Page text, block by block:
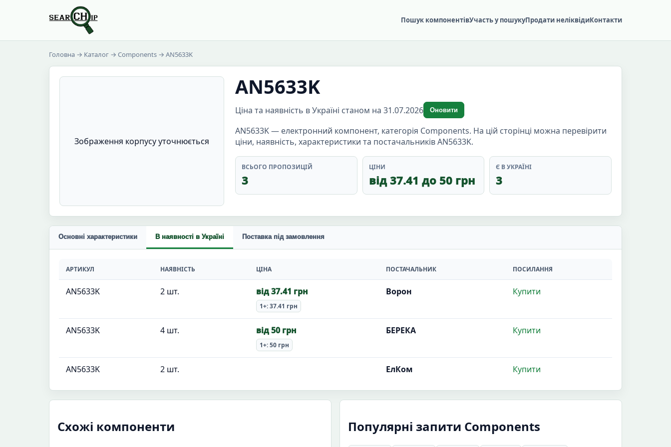
Пошук компонентівУчасть у пошукуПродати неліквідиКонтакти
Головна → Каталог → Components → AN5633K
Зображення корпусу уточнюється
AN5633K
Ціна та наявність в Україні станом на 31.07.2026 Оновити
AN5633K — електронний компонент, категорія Components. На цій сторінці можна перевірити
ціни, наявність, характеристики та постачальників AN5633K.
ВСЬОГО ПРОПОЗИЦІЙ
3
ЦІНИ
від 37.41 до 50 грн
Є В УКРАЇНІ
3
Основні характеристики В наявності в Україні Поставка під замовлення
АРТИКУЛ НАЯВНІСТЬ ЦІНА ПОСТАЧАЛЬНИК ПОСИЛАННЯ
AN5633K 2 шт. від 37.41 грн
1+: 37.41 грн
Ворон Купити
AN5633K 4 шт. від 50 грн
1+: 50 грн
БЕРЕКА Купити
AN5633K 2 шт. ЕлКом Купити
Схожі компоненти Популярні запити Components